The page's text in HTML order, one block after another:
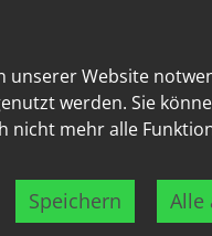
unserer Website
werden. Sie
nicht mehr alle
Speichern Alle